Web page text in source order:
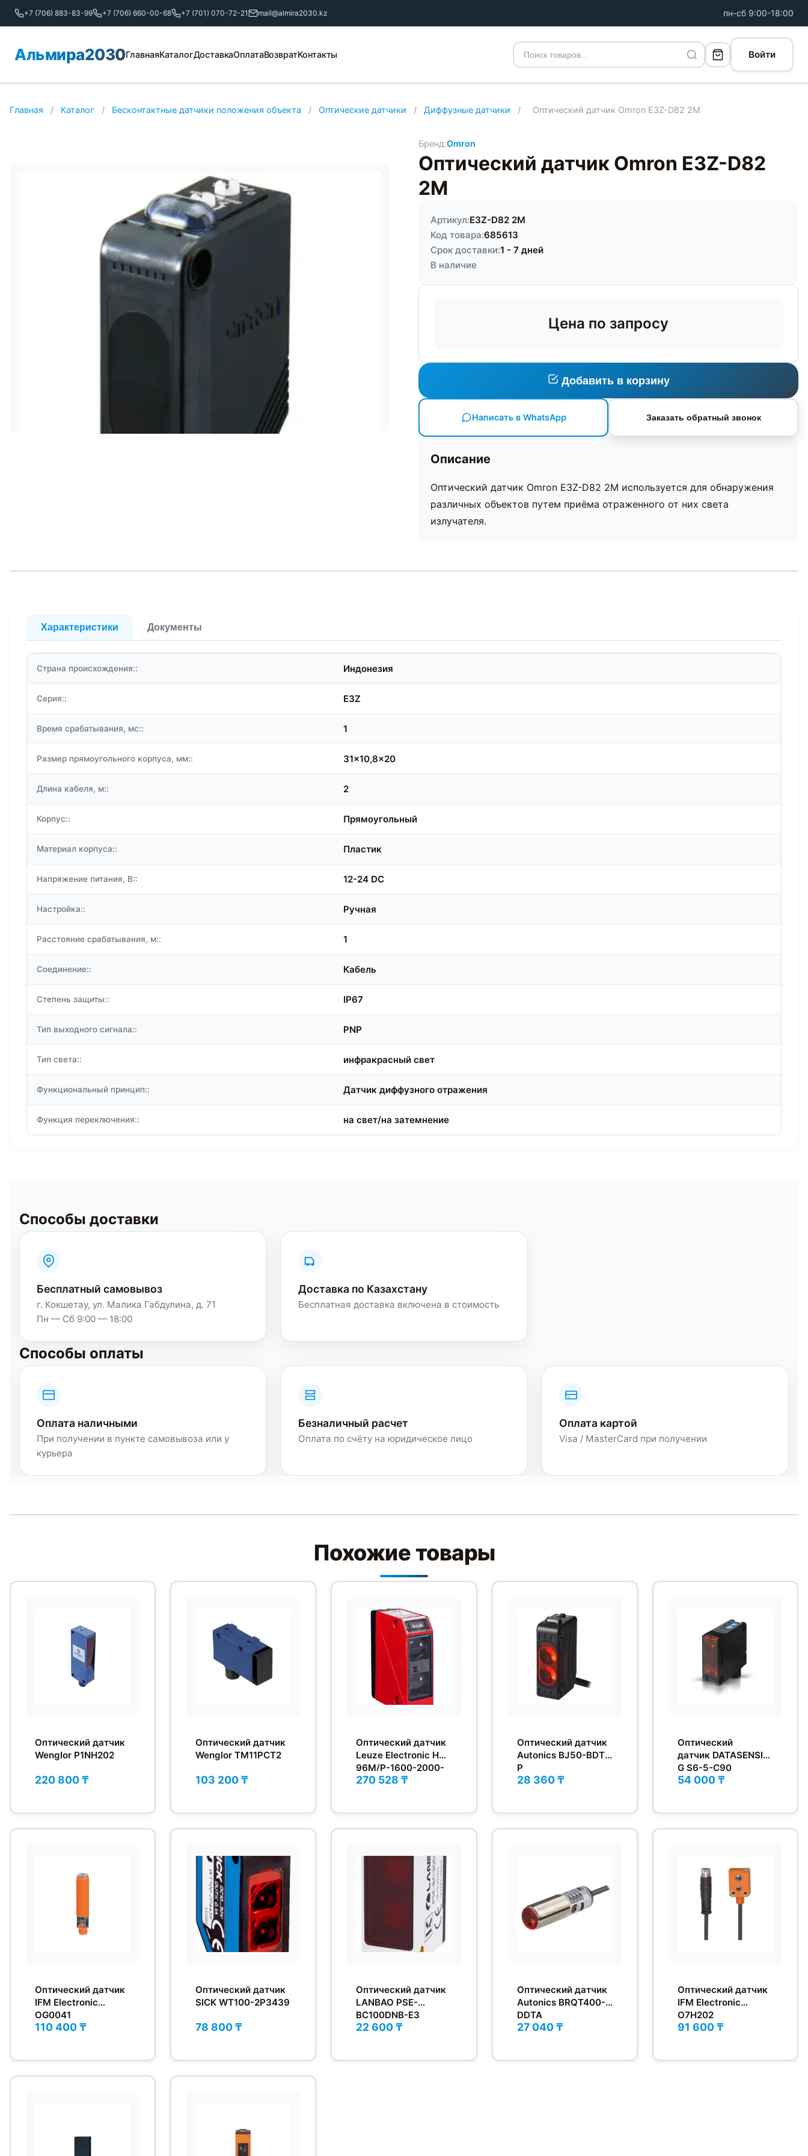
+7 (706) 883-83-99 +7 (706) 660-00-68 +7 (701) 070-72-21 mail@almira2030.kz пн-сб 9:00-18:00
Альмира2030ГлавнаяКаталогДоставкаОплатаВозвратКонтакты Войти
Главная / Каталог / Бесконтактные датчики положения объекта / Оптические датчики / Диффузные датчики / Оптический датчик Omron E3Z-D82 2M
Бренд:Omron
Оптический датчик Omron E3Z-D82
2M
Артикул:E3Z-D82 2M
Код товара:685613
Срок доставки:1 - 7 дней
В наличие
Цена по запросу
Добавить в корзину
Написать в WhatsApp Заказать обратный звонок
Описание
Оптический датчик Omron E3Z-D82 2M используется для обнаружения
различных объектов путем приёма отраженного от них света
излучателя.
Характеристики Документы
Страна происхождения:: Индонезия
Серия:: E3Z
Время срабатывания, мс:: 1
Размер прямоугольного корпуса, мм:: 31x10,8x20
Длина кабеля, м:: 2
Корпус:: Прямоугольный
Материал корпуса:: Пластик
Напряжение питания, В:: 12-24 DC
Настройка:: Ручная
Расстояние срабатывания, м:: 1
Соединение:: Кабель
Степень защиты:: IP67
Тип выходного сигнала:: PNP
Тип света:: инфракрасный свет
Функциональный принцип:: Датчик диффузного отражения
Функция переключения:: на свет/на затемнение
Способы доставки
Бесплатный самовывоз
г. Кокшетау, ул. Малика Габдулина, д. 71
Пн — Сб 9:00 — 18:00
Доставка по Казахстану
Бесплатная доставка включена в стоимость
Способы оплаты
Оплата наличными
При получении в пункте самовывоза или у
курьера
Безналичный расчет
Оплата по счёту на юридическое лицо
Оплата картой
Visa / MasterCard при получении
Похожие товары
Оптический датчик
Wenglor P1NH202
220 800 ₸
Оптический датчик
Wenglor TM11PCT2
103 200 ₸
Оптический датчик
Leuze Electronic HRT
96M/P-1600-2000-
42
270 528 ₸
Оптический датчик
Autonics BJ50-BDT-
P
28 360 ₸
Оптический
датчик DATASENSIN
G S6-5-C90
54 000 ₸
Оптический датчик
IFM Electronic
OG0041
110 400 ₸
Оптический датчик
SICK WT100-2P3439
78 800 ₸
Оптический датчик
LANBAO PSE-
BC100DNB-E3
22 600 ₸
Оптический датчик
Autonics BRQT400-
DDTA
27 040 ₸
Оптический датчик
IFM Electronic
O7H202
91 600 ₸